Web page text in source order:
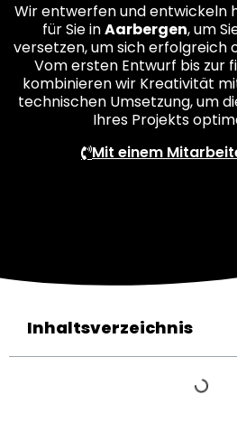
Wir entwerfen und entwickeln
für Sie inAarbergen, um
versetzen, um sich erfolgreich
Vom ersten Entwurf bis zur
kombinieren wir Kreativität
technischen Umsetzung, um
Ihres Projekts
Mit einem
Inhaltsverzeichnis